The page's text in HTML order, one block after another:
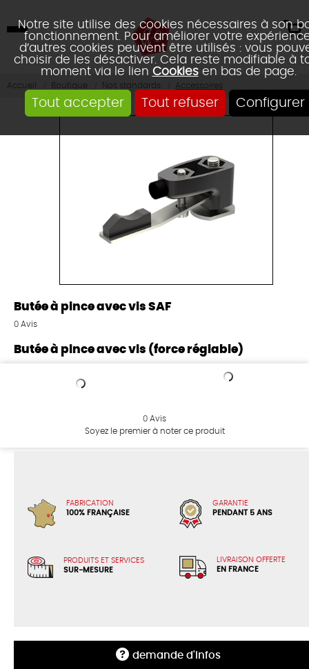
Notre site utilise des cookies nécessaires à son
fonctionnement. Pour améliorer votre
d’autres cookies peuvent être utilisés : vous
choisir de les désactiver. Cela reste modifiable à
moment via le lien Cookiesen bas de page.
Tout accepter Tout refuser Configurer
Accueil Boutique Nos standards Accessoires
Butée à pince avec vis SAF
0 Avis
Butée à pince avec vis (force réglable)
0 Avis
Soyez le premier à noter ce produit
FABRICATION
100% FRANÇAISE
GARANTIE
PENDANT 5 ANS
PRODUITS ET SERVICES
SUR-MESURE
LIVRAISON OFFERTE
EN FRANCE
demande d'infos